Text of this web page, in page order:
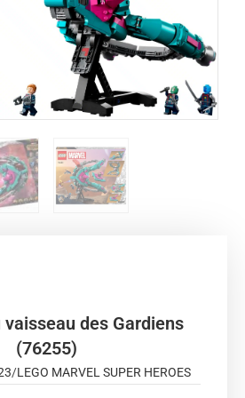
vaisseau des Gardiens
(76255)
/LEGO MARVEL SUPER HEROES